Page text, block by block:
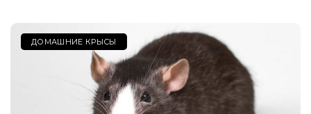
ДОМАШНИЕ КРЫСЫ